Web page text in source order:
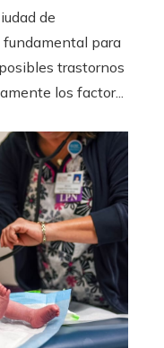
de
fundamental para
trastornos
los factor...